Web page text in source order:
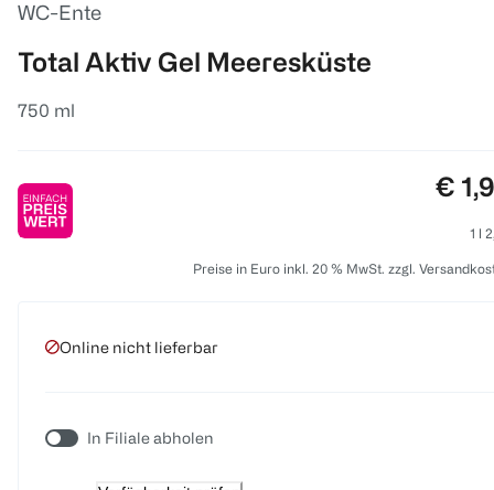
WC-Ente
Total Aktiv Gel Meeresküste
750 ml
€
1 l
Preise in Euro inkl. 20 % MwSt. zzgl.
Online nicht lieferbar
In Filiale abholen